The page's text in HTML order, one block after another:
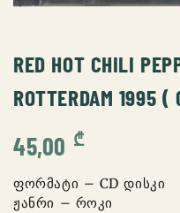
RED HOT CHILI
ROTTERDAM
45,00 ₾
ფორმატი – CD დისკი
ჟანრი – როკი